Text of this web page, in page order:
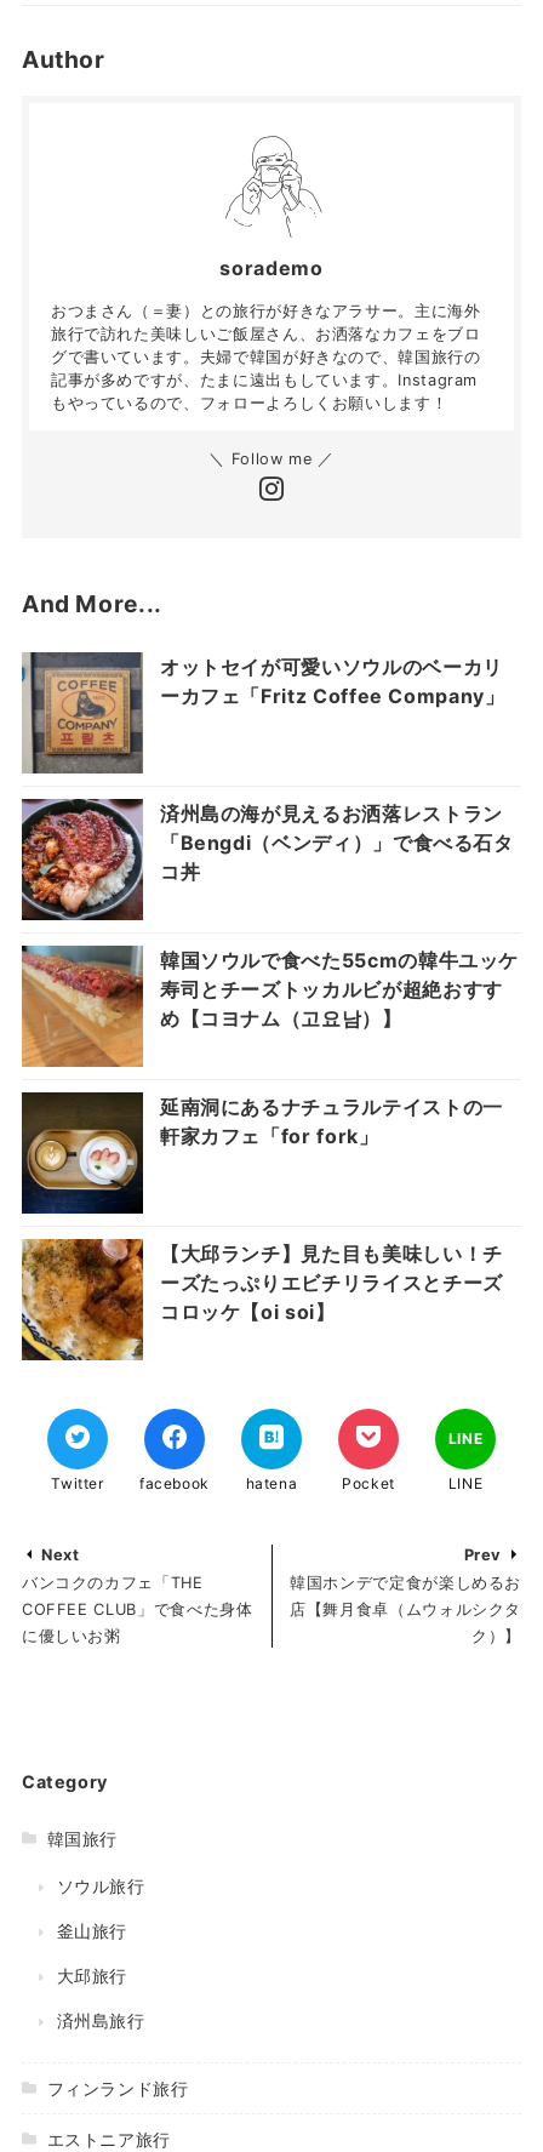
Author
sorademo
おつまさん（＝妻）との旅行が好きなアラサー。主に海外
旅行で訪れた美味しいご飯屋さん、お洒落なカフェをブロ
グで書いています。夫婦で韓国が好きなので、韓国旅行の
記事が多めですが、たまに遠出もしています。Instagram
もやっているので、フォローよろしくお願いします！
＼ Follow me ／
And More...
オットセイが可愛いソウルのベーカリ
ーカフェ「Fritz Coffee Company」
済州島の海が見えるお洒落レストラン
「Bengdi（ベンディ）」で食べる石タ
コ丼
韓国ソウルで食べた55cmの韓牛ユッケ
寿司とチーズトッカルビが超絶おすす
め【コヨナム（고요남）】
延南洞にあるナチュラルテイストの一
軒家カフェ「for fork」
【大邱ランチ】見た目も美味しい！チ
ーズたっぷりエビチリライスとチーズ
コロッケ【oi soi】
Twitter facebook hatena Pocket
LINE
LINE
Next
バンコクのカフェ「THE
COFFEE CLUB」で食べた身体
に優しいお粥
Prev
韓国ホンデで定食が楽しめるお
店【舞月食卓（ムウォルシクタ
ク）】
Category
韓国旅行
ソウル旅行
釜山旅行
大邱旅行
済州島旅行
フィンランド旅行
エストニア旅行